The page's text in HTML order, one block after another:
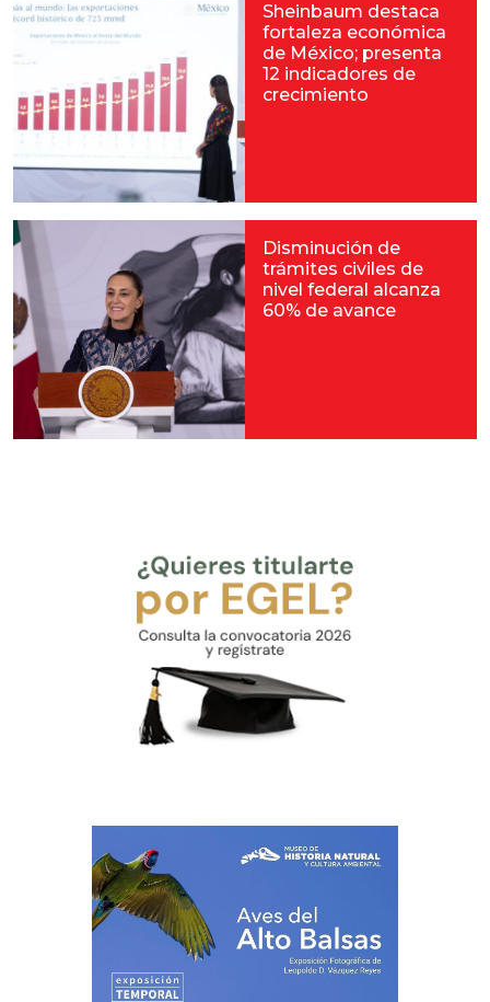
Sheinbaum destaca
fortaleza económica
de México; presenta
12 indicadores de
crecimiento
Disminución de
trámites civiles de
nivel federal alcanza
60% de avance